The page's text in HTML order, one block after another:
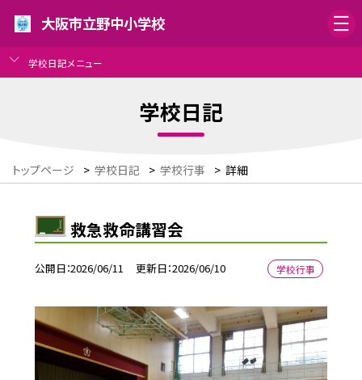
大阪市立野中小学校
学校日記メニュー
学校日記
トップページ > 学校日記 > 学校行事 > 詳細
救急救命講習会
公開日 2026/06/11 更新日 2026/06/10 学校行事